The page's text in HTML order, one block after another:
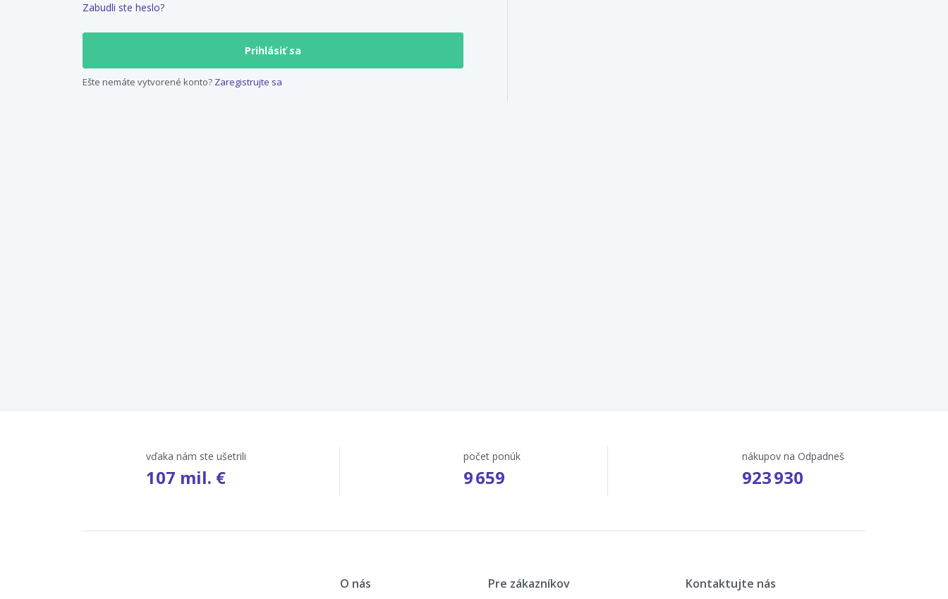
Zabudli ste heslo?
Ešte nemáte vytvorené konto? Zaregistrujte sa
vďaka nám ste ušetrili
107 mil. €
počet ponúk
9 659
nákupov na Odpadneš
923 930
O nás Pre zákazníkov Kontaktujte nás